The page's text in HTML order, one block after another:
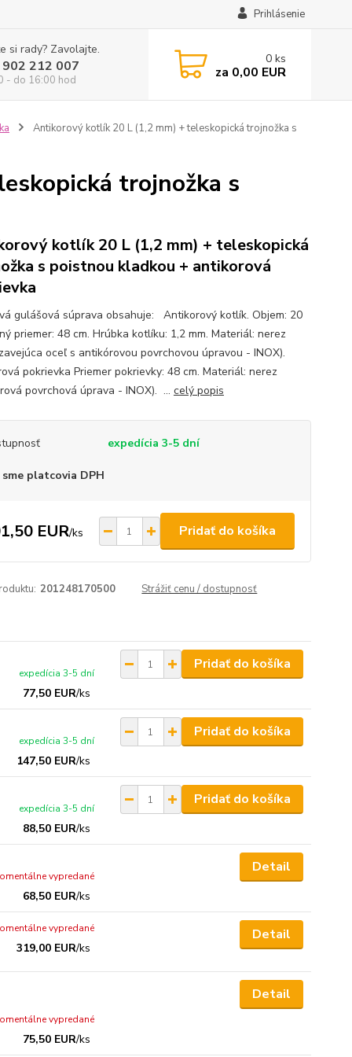
Prihlásenie
si rady? Zavolajte.
212 007
- do 16:00 hod
0 ks
za 0,00 EUR
Antikorový kotlík 20 L (1,2 mm) + teleskopická trojnožka s
trojnožka s
kotlík 20 L (1,2 mm) + teleskopická
s poistnou kladkou + antikorová
gulášová súprava obsahuje: Antikorový kotlík. Objem: 20
priemer: 48 cm. Hrúbka kotlíku: 1,2 mm. Materiál: nerez
oceľ s antikórovou povrchovou úpravou - INOX).
pokrievka Priemer pokrievky: 48 cm. Materiál: nerez
povrchová úprava - INOX). ... celý popis
expedícia 3-5 dní
sme platcovia DPH
EUR/ks Pridať do košíka
201248170500 Strážiť cenu / dostupnosť
77,50 EUR/ks
expedícia 3-5 dní
Pridať do košíka
147,50 EUR/ks
expedícia 3-5 dní
Pridať do košíka
88,50 EUR/ks
expedícia 3-5 dní
Pridať do košíka
68,50 EUR/ks
vypredané
Detail
319,00 EUR/ks
vypredané Detail
75,50 EUR/ks
vypredané
Detail